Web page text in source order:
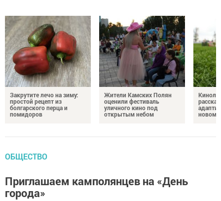
Закрутите лечо на зиму:
простой рецепт из
болгарского перца и
помидоров
Жители Камских Полян
оценили фестиваль
уличного кино под
открытым небом
ОБЩЕСТВО
Приглашаем камполянцев на «День
города»